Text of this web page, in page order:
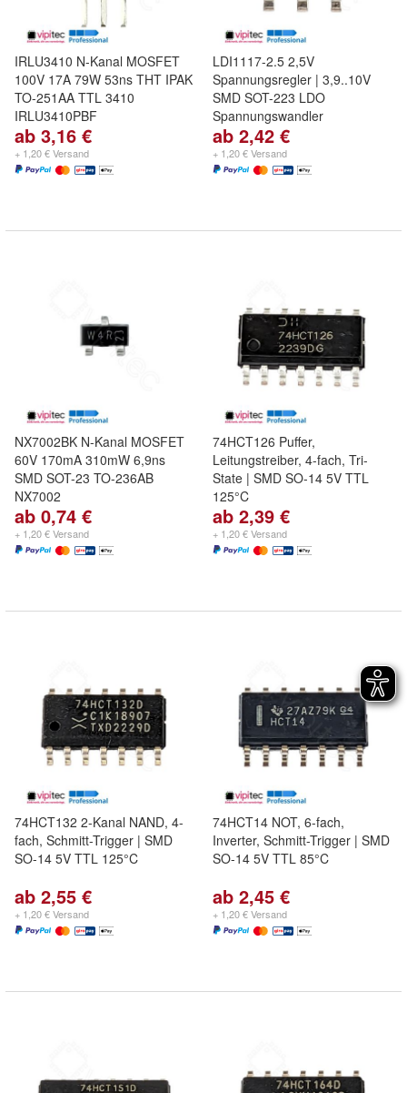
IRLU3410 N-Kanal MOSFET
100V 17A 79W 53ns THT IPAK
TO-251AA TTL 3410
IRLU3410PBF
ab 3,16 €
+ 1,20 € Versand
LDI1117-2.5 2,5V
Spannungsregler | 3,9..10V
SMD SOT-223 LDO
Spannungswandler
ab 2,42 €
+ 1,20 € Versand
NX7002BK N-Kanal MOSFET
60V 170mA 310mW 6,9ns
SMD SOT-23 TO-236AB
NX7002
ab 0,74 €
+ 1,20 € Versand
74HCT126 Puffer,
Leitungstreiber, 4-fach, Tri-
State | SMD SO-14 5V TTL
125°C
ab 2,39 €
+ 1,20 € Versand
74HCT132 2-Kanal NAND, 4-
fach, Schmitt-Trigger | SMD
SO-14 5V TTL 125°C
ab 2,55 €
+ 1,20 € Versand
74HCT14 NOT, 6-fach,
Inverter, Schmitt-Trigger | SMD
SO-14 5V TTL 85°C
ab 2,45 €
+ 1,20 € Versand